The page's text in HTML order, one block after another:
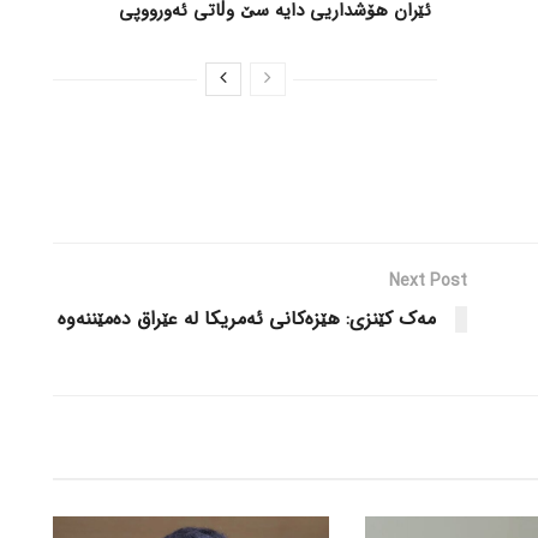
ئێران هۆشداریی دایە سێ وڵاتی ئەورووپی
Next Post
مەک کێنزی: هێزەکانی ئەمریکا لە عێراق دەمێننەوە